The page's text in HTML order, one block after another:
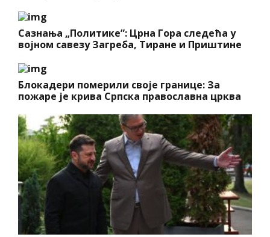
Сазнања „Политике”: Црна Гора следећа у
војном савезу Загреба, Тиране и Приштине
Блокадери померили своје границе: За
пожаре је крива Српска православна црква